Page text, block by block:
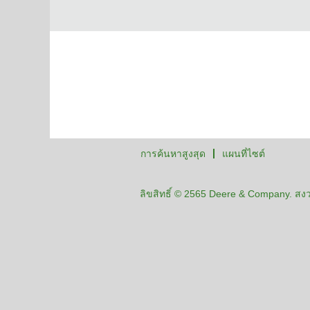
การค้นหาสูงสุด แผนที่ไซต์
ลิขสิทธิ์ © 2565 Deere & Company. ส